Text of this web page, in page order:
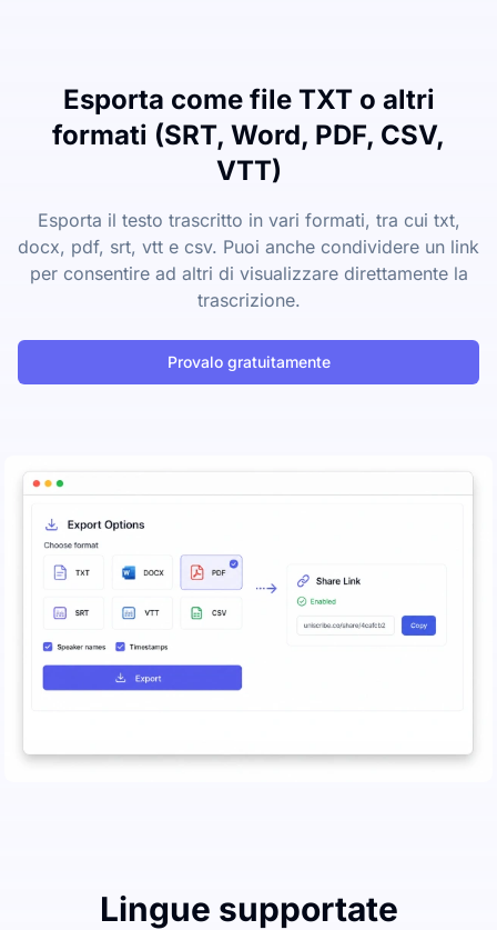
Esporta come file TXT o altri
formati (SRT, Word, PDF, CSV,
VTT)
Esporta il testo trascritto in vari formati, tra cui txt,
docx, pdf, srt, vtt e csv. Puoi anche condividere un link
per consentire ad altri di visualizzare direttamente la
trascrizione.
Provalo gratuitamente
Lingue supportate